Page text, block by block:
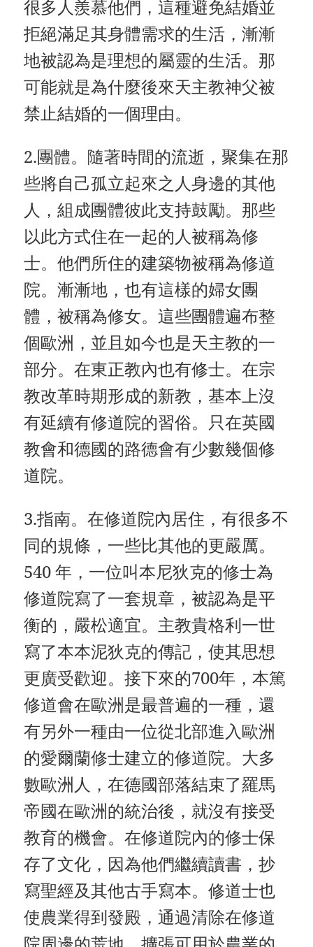
很多人羨慕他們，這種避免結婚並
拒絕滿足其身體需求的生活，漸漸
地被認為是理想的屬靈的生活。那
可能就是為什麼後來天主教神父被
禁止結婚的一個理由。
2.團體。隨著時間的流逝，聚集在那
些將自己孤立起來之人身邊的其他
人，組成團體彼此支持鼓勵。那些
以此方式住在一起的人被稱為修
士。他們所住的建築物被稱為修道
院。漸漸地，也有這樣的婦女團
體，被稱為修女。這些團體遍布整
個歐洲，並且如今也是天主教的一
部分。在東正教內也有修士。在宗
教改革時期形成的新教，基本上沒
有延續有修道院的習俗。只在英國
教會和德國的路德會有少數幾個修
道院。
3.指南。在修道院內居住，有很多不
同的規條，一些比其他的更嚴厲。
540 年，一位叫本尼狄克的修士為
修道院寫了一套規章，被認為是平
衡的，嚴松適宜。主教貴格利一世
寫了本本泥狄克的傳記，使其思想
更廣受歡迎。接下來的700年，本篤
修道會在歐洲是最普遍的一種，還
有另外一種由一位從北部進入歐洲
的愛爾蘭修士建立的修道院。大多
數歐洲人，在德國部落結束了羅馬
帝國在歐洲的統治後，就沒有接受
教育的機會。在修道院內的修士保
存了文化，因為他們繼續讀書，抄
寫聖經及其他古手寫本。修道士也
使農業得到發殿，通過清除在修道